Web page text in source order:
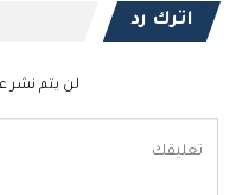
اترك رد
لن يتم نشر